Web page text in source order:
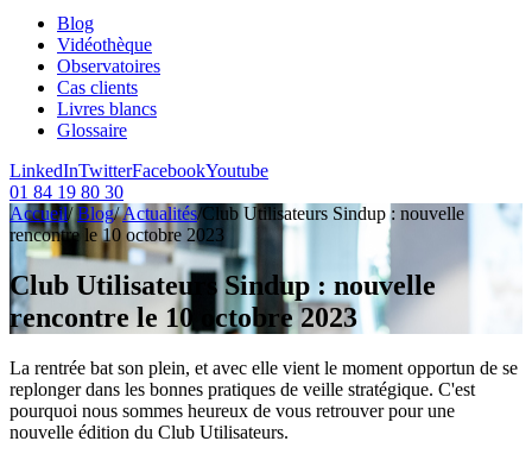
Blog
Vidéothèque
Observatoires
Cas clients
Livres blancs
Glossaire
LinkedInTwitterFacebookYoutube
01 84 19 80 30
Accueil/ Blog/Actualités/Club Utilisateurs Sindup : nouvelle
rencontre le 10 octobre 2023
Club Utilisateurs Sindup : nouvelle
rencontre le 10 octobre 2023
La rentrée bat son plein, et avec elle vient le moment opportun de se
replonger dans les bonnes pratiques de veille stratégique. C'est
pourquoi nous sommes heureux de vous retrouver pour une
nouvelle édition du Club Utilisateurs.